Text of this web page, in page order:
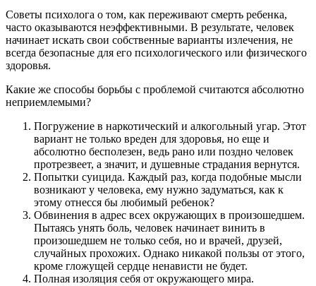
Советы психолога о том, как переживают смерть ребенка,
часто оказываются неэффективными. В результате, человек
начинает искать свои собственные варианты излечения, не
всегда безопасные для его психологического или физического
здоровья.
Какие же способы борьбы с проблемой считаются абсолютно
неприемлемыми?
Погружение в наркотический и алкогольный угар. Этот
вариант не только вреден для здоровья, но еще и
абсолютно бесполезен, ведь рано или поздно человек
протрезвеет, а значит, и душевные страдания вернутся.
Попытки суицида. Каждый раз, когда подобные мысли
возникают у человека, ему нужно задуматься, как к
этому отнесся бы любимый ребенок?
Обвинения в адрес всех окружающих в произошедшем.
Пытаясь унять боль, человек начинает винить в
произошедшем не только себя, но и врачей, друзей,
случайных прохожих. Однако никакой пользы от этого,
кроме гложущей сердце ненависти не будет.
Полная изоляция себя от окружающего мира.